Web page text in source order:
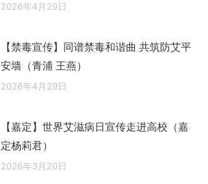
2026年4月29日
【禁毒宣传】同谱禁毒和谐曲 共筑防艾平
安墙（青浦 王燕）
2026年4月29日
【嘉定】世界艾滋病日宣传走进高校（嘉
定杨莉君）
2026年3月20日